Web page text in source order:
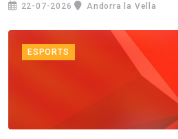
22-07-2026 Andorra la Vella
ESPORTS